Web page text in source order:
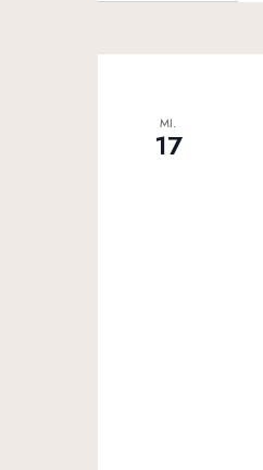
MI.
17